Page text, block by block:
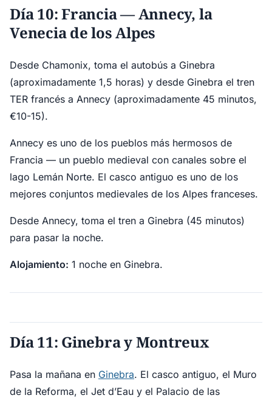
Día 10: Francia — Annecy, la
Venecia de los Alpes
Desde Chamonix, toma el autobús a Ginebra
(aproximadamente 1,5 horas) y desde Ginebra el tren
TER francés a Annecy (aproximadamente 45 minutos,
€10-15).
Annecy es uno de los pueblos más hermosos de
Francia — un pueblo medieval con canales sobre el
lago Lemán Norte. El casco antiguo es uno de los
mejores conjuntos medievales de los Alpes franceses.
Desde Annecy, toma el tren a Ginebra (45 minutos)
para pasar la noche.
Alojamiento: 1 noche en Ginebra.
Día 11: Ginebra y Montreux
Pasa la mañana en Ginebra. El casco antiguo, el Muro
de la Reforma, el Jet d’Eau y el Palacio de las